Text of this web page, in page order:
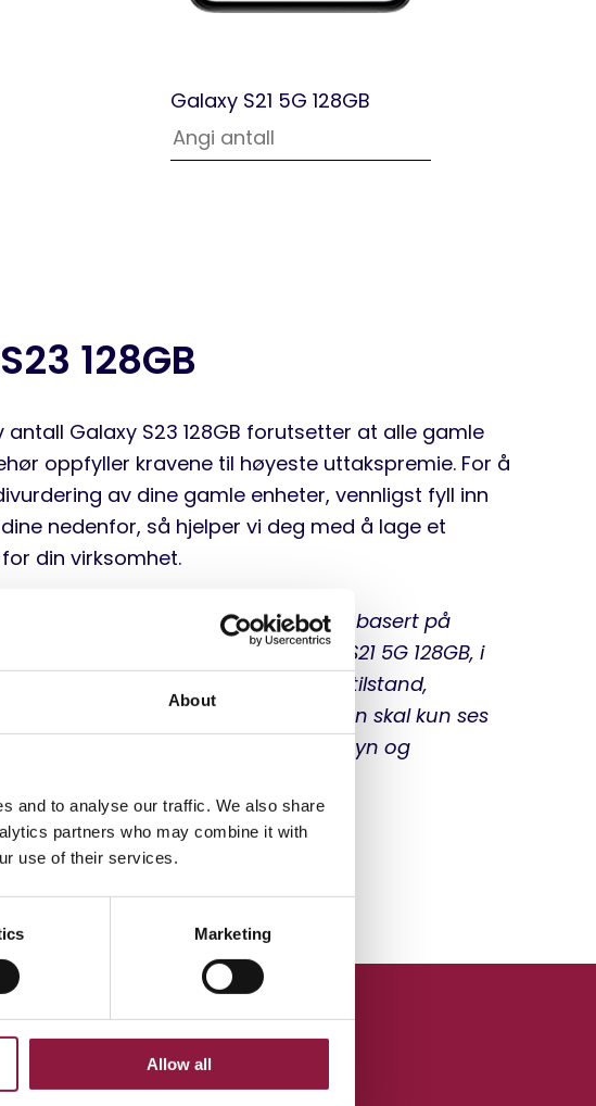
About
and to analyse our traffic. We also share
partners who may combine it with
use of their services.
Marketing
Allow all
Galaxy S21 5G 128GB
128GB
antall Galaxy S23 128GB forutsetter at alle gamle
oppfyller kravene til høyeste uttakspremie. For å
av dine gamle enheter, vennligst fyll inn
nedenfor, så hjelper vi deg med å lage et
din virksomhet.
kan endres. Antallet Galaxy S22 er basert på
S20 128GB, A32 64GB og Galaxy S21 5G 128GB, i
avhenger av enhetens tilstand,
Den presenterte verdien skal kun ses
verdi. En faktisk verdi krever innsyn og
*